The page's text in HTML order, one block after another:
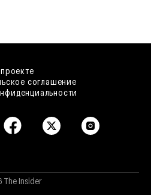
соглашение
The Insider